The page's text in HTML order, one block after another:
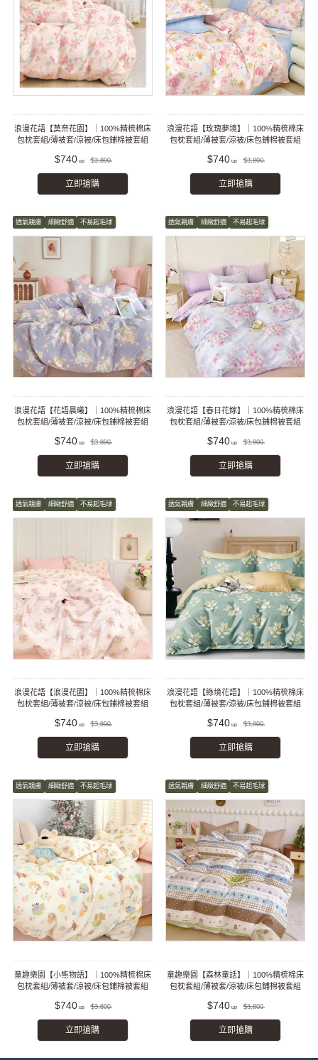
浪漫花語【莫奈花園】｜100%精梳棉床
包枕套組/薄被套/涼被/床包鋪棉被套組
$740 $3,800
立即搶購
浪漫花語【玫瑰夢境】｜100%精梳棉床
包枕套組/薄被套/涼被/床包鋪棉被套組
$740 $3,800
立即搶購
透氣親膚 細緻舒適 不易起毛球
浪漫花語【花語晨曦】｜100%精梳棉床
包枕套組/薄被套/涼被/床包鋪棉被套組
$740 $3,800
立即搶購
透氣親膚 細緻舒適 不易起毛球
浪漫花語【春日花嫁】｜100%精梳棉床
包枕套組/薄被套/涼被/床包鋪棉被套組
$740 $3,800
立即搶購
透氣親膚 細緻舒適 不易起毛球
浪漫花語【浪漫花園】｜100%精梳棉床
包枕套組/薄被套/涼被/床包鋪棉被套組
$740 $3,800
立即搶購
透氣親膚 細緻舒適 不易起毛球
浪漫花語【綠境花語】｜100%精梳棉床
包枕套組/薄被套/涼被/床包鋪棉被套組
$740 $3,800
立即搶購
透氣親膚 細緻舒適 不易起毛球
童趣樂園【小熊物語】｜100%精梳棉床
包枕套組/薄被套/涼被/床包鋪棉被套組
$740 $3,800
立即搶購
透氣親膚 細緻舒適 不易起毛球
童趣樂園【森林童話】｜100%精梳棉床
包枕套組/薄被套/涼被/床包鋪棉被套組
$740 $3,800
立即搶購